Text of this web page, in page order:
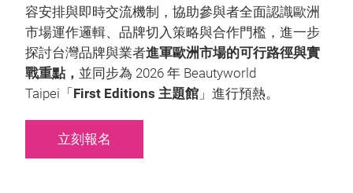
容安排與即時交流機制，協助參與者全面認識歐洲
市場運作邏輯、品牌切入策略與合作門檻，進一步
探討台灣品牌與業者進軍歐洲市場的可行路徑與實
戰重點， 並同步為 2026 年 Beautyworld
Taipei「 First Editions 主題館 」進行預熱。
立刻報名